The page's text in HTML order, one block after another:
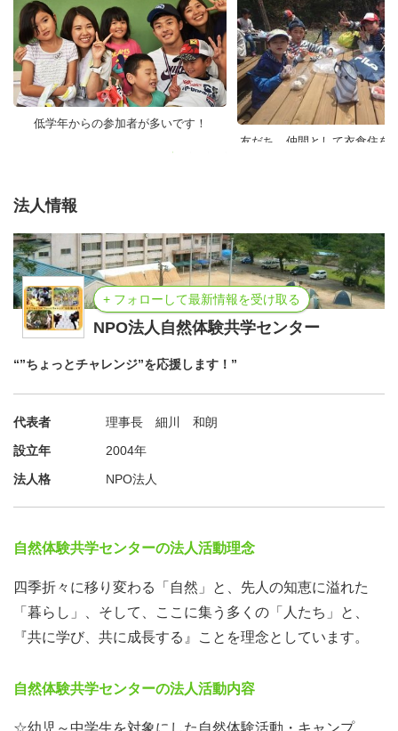
交通アクセス
・バスの場合（奈良交通バス）
ＪＲ・近鉄奈良駅より…柳生・邑地中村（おうじ
なかむら）・石打行きバス乗車
「興東館柳生中学校」下車、東へ徒歩すぐ 所要：
ＪＲ奈良・近鉄奈良駅より… 国道369号線 般若寺
交差点を東へ 大柳生交差点からまもなく：約25分
名阪国道針インターより… 国道369号線北へ 柳生
交差点を西へ 所要時間：約30分
【初めて参加の方】
⇒ ⇒ ⇒ 所定の申込用紙、ホームページ様式に記入、写真
貼付のうえセンターに郵送
【過去、参加経験のある方】
⇒ ⇒ ⇒ 申込書の郵送、FAXもしくは、インターネット申
込フォームをご活用ください
低学年からの参加者が多いです！
友だち、仲間として衣食住を
法人情報
+ フォローして最新情報を受け取る
NPO法人自然体験共学センター
“”ちょっとチャレンジ”を応援します！”
代表者
理事長 細川 和朗
設立年
2004年
法人格
NPO法人
自然体験共学センターの法人活動理念
四季折々に移り変わる「自然」と、先人の知恵に溢れた
「暮らし」、そして、ここに集う多くの「人たち」と、
『共に学び、共に成長する』ことを理念としています。
自然体験共学センターの法人活動内容
☆幼児～中学生を対象にした自然体験活動・キャンプ